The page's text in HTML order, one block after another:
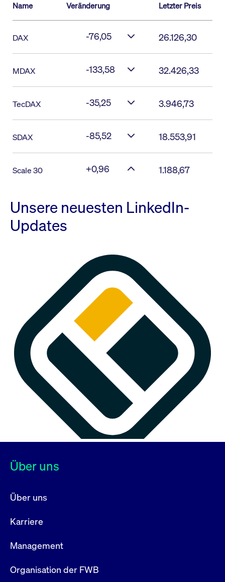
Name Veränderung Letzter Preis
DAX -76,05 26.126,30
MDAX -133,58 32.426,33
TecDAX -35,25 3.946,73
SDAX -85,52 18.553,91
Scale 30 +0,96 1.188,67
Unsere neuesten LinkedIn-
Updates
Über uns
Über uns
Karriere
Management
Organisation der FWB